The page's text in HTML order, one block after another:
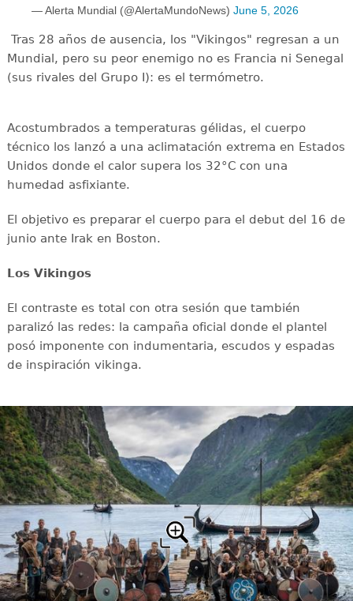
— Alerta Mundial (@AlertaMundoNews) June 5, 2026
Tras 28 años de ausencia, los "Vikingos" regresan a un
Mundial, pero su peor enemigo no es Francia ni Senegal
(sus rivales del Grupo I): es el termómetro.
Acostumbrados a temperaturas gélidas, el cuerpo
técnico los lanzó a una aclimatación extrema en Estados
Unidos donde el calor supera los 32°C con una
humedad asfixiante.
El objetivo es preparar el cuerpo para el debut del 16 de
junio ante Irak en Boston.
Los Vikingos
El contraste es total con otra sesión que también
paralizó las redes: la campaña oficial donde el plantel
posó imponente con indumentaria, escudos y espadas
de inspiración vikinga.